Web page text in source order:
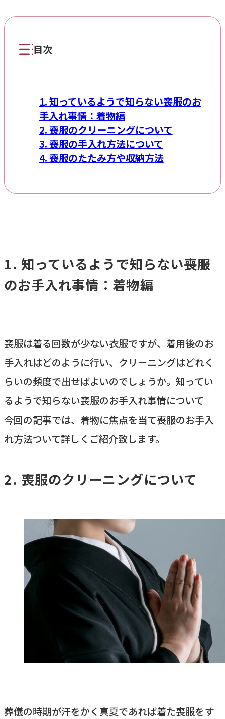
目次
知っているようで知らない喪服のお
手入れ事情：着物編
喪服のクリーニングについて
喪服の手入れ方法について
喪服のたたみ方や収納方法
知っているようで知らない喪服
のお手入れ事情：着物編
喪服は着る回数が少ない衣服ですが、着用後のお
手入れはどのように行い、クリーニングはどれく
らいの頻度で出せばよいのでしょうか。知ってい
るようで知らない喪服のお手入れ事情について
今回の記事では、着物に焦点を当て喪服のお手入
れ方法ついて詳しくご紹介致します。
喪服のクリーニングについて
葬儀の時期が汗をかく真夏であれば着た喪服をす